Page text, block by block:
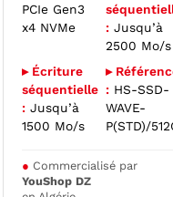
PCIe Gen3
x4 NVMe
:Jusqu’à
2500 Mo/s
▸ Écriture
séquentielle
:Jusqu’à
1500 Mo/s
▸
:HS-SSD-
WAVE-
P(STD)/
● Commercialisé par
YouShop DZ